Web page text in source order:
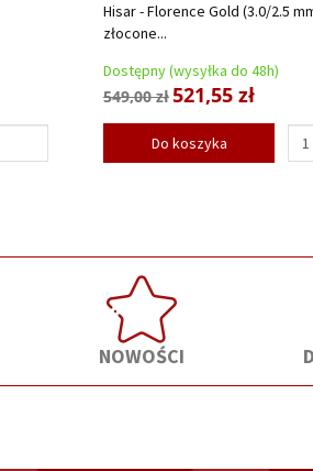
Hisar - Florence Gold (3.0/2.5
złocone...
Dostępny (wysyłka do 48h)
549,00 zł521,55 zł
Do koszyka
NOWOŚCI